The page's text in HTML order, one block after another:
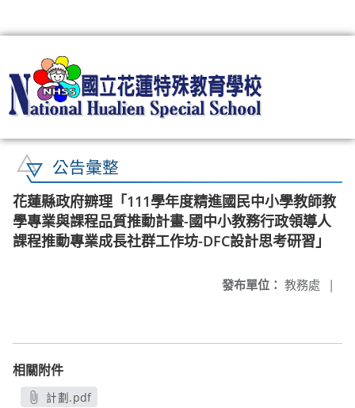
公告彙整
花蓮縣政府辧理「111學年度精進國民中小學教師教
學專業與課程品質推動計畫-國中小教務行政領導人
課程推動專業成長社群工作坊-DFC設計思考研習」
發布單位： 教務處 |
相關附件
計劃.pdf